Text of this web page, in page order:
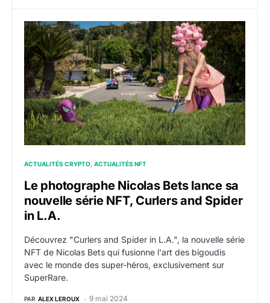
Le photographe Nicolas Bets lance sa nouvelle série
ACTUALITÉS CRYPTO ACTUALITÉS NFT
Le photographe Nicolas Bets lance sa
nouvelle série NFT, Curlers and Spider
in L.A.
Découvrez "Curlers and Spider in L.A.", la nouvelle série
NFT de Nicolas Bets qui fusionne l'art des bigoudis
avec le monde des super-héros, exclusivement sur
SuperRare.
PAR ALEX LEROUX 9 mai 2024